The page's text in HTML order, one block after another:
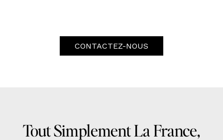
CONTACTEZ-NOUS
Tout Simplement La France,